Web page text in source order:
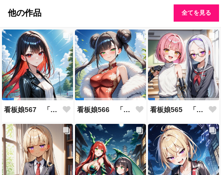
他の作品 全てを見る
看板娘567 「雪村恋のよもやま話」 看板娘566 「ナンシー・ツァオのよもやま話」 看板娘565 「銀一族」